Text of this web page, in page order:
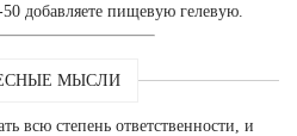
добавляете пищевую гелевую.
МЫСЛИ
всю степень ответственности, и